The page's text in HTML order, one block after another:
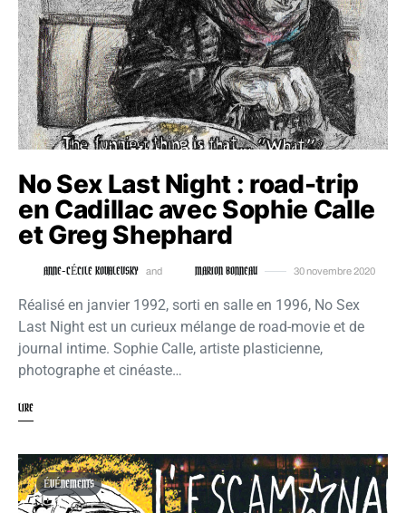
No Sex Last Night : road-trip
en Cadillac avec Sophie Calle
et Greg Shephard
ANNE-CÉCILE KOVALEVSKY and MARION BONNEAU 30 novembre 2020
Réalisé en janvier 1992, sorti en salle en 1996, No Sex
Last Night est un curieux mélange de road-movie et de
journal intime. Sophie Calle, artiste plasticienne,
photographe et cinéaste…
LIRE
ÉVÉNEMENTS